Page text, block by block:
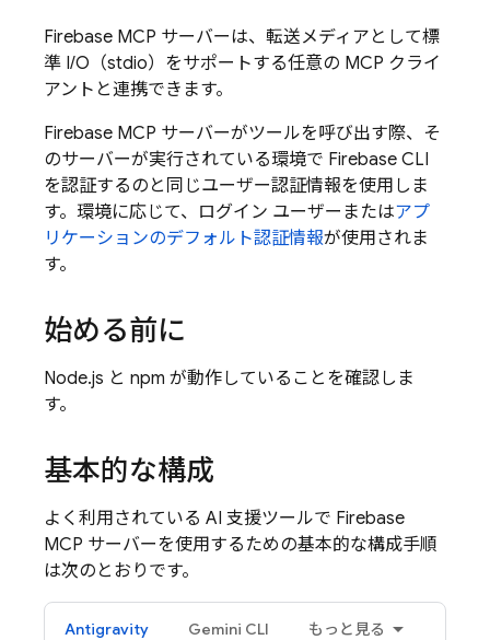
Firebase MCP サーバーは、転送メディアとして標
準 I/O（stdio）をサポートする任意の MCP クライ
アントと連携できます。
Firebase MCP サーバーがツールを呼び出す際、そ
のサーバーが実行されている環境で Firebase CLI
を認証するのと同じユーザー認証情報を使用しま
す。環境に応じて、ログイン ユーザーまたはアプ
リケーションのデフォルト認証情報が使用されま
す。
始める前に
Node.js と npm が動作していることを確認しま
す。
基本的な構成
よく利用されている AI 支援ツールで Firebase
MCP サーバーを使用するための基本的な構成手順
は次のとおりです。
Antigravity Gemini CLI もっと見る